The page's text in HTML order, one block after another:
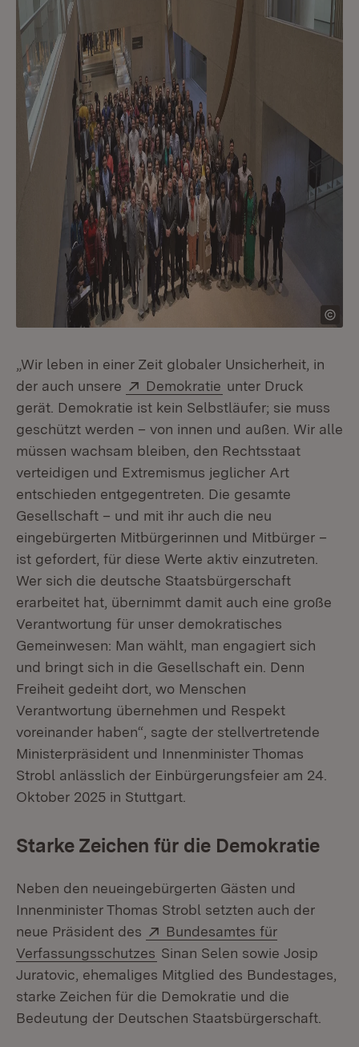
„Wir leben in einer Zeit globaler Unsicherheit, in
der auch unsere
Extern:
Demokratie (Öffnet in neuem
unter Druck
gerät. Demokratie ist kein Selbstläufer; sie muss
geschützt werden – von innen und außen. Wir alle
müssen wachsam bleiben, den Rechtsstaat
verteidigen und Extremismus jeglicher Art
entschieden entgegentreten. Die gesamte
Gesellschaft – und mit ihr auch die neu
eingebürgerten Mitbürgerinnen und Mitbürger –
ist gefordert, für diese Werte aktiv einzutreten.
Wer sich die deutsche Staatsbürgerschaft
erarbeitet hat, übernimmt damit auch eine große
Verantwortung für unser demokratisches
Gemeinwesen: Man wählt, man engagiert sich
und bringt sich in die Gesellschaft ein. Denn
Freiheit gedeiht dort, wo Menschen
Verantwortung übernehmen und Respekt
voreinander haben“, sagte der stellvertretende
Ministerpräsident und Innenminister Thomas
Strobl anlässlich der Einbürgerungsfeier am 24.
Oktober 2025 in Stuttgart.
Starke Zeichen für die Demokratie
Neben den neueingebürgerten Gästen und
Innenminister Thomas Strobl setzten auch der
neue Präsident des
Extern:
Bundesamtes für
Verfassungsschutzes (Öffnet in neuem Fenster)
Sinan Selen sowie Josip
Juratovic, ehemaliges Mitglied des Bundestages,
starke Zeichen für die Demokratie und die
Bedeutung der Deutschen Staatsbürgerschaft.